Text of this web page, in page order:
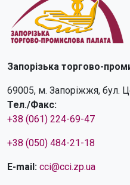
Запорізька торгово-
69005, м. Запоріжжя, бул.
Тел./Факс:
+38 (061) 224-69-47
+38 (050) 484-21-18
E-mail: cci@cci.zp.ua